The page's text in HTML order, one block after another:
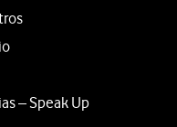
– Speak Up